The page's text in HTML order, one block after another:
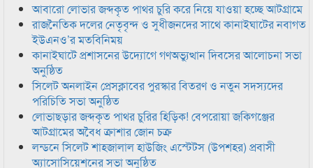
আবারো লোভার জব্দকৃত পাথর চুরি করে নিয়ে যাওয়া হচ্ছে আটগ্রামে
রাজনৈতিক দলের নেতৃবৃন্দ ও সুধীজনদের সাথে কানাইঘাটের নবাগত
ইউএনও’র মতবিনিময়
কানাইঘাটে প্রশাসনের উদ্যোগে গণঅভ্যুত্থান দিবসের আলোচনা সভা
অনুষ্ঠিত
সিলেট অনলাইন প্রেসক্লাবের পুরস্কার বিতরণ ও নতুন সদস্যদের
পরিচিতি সভা অনুষ্ঠিত
লোভাছড়ার জব্দকৃত পাথর চুরির হিড়িক! বেপরোয়া জকিগঞ্জের
আটগ্রামের অবৈধ ক্রাশার জোন চক্র
লন্ডনে সিলেট শাহজালাল হাউজিং এস্টেটস (উপশহর) প্রবাসী
অ্যাসোসিয়েশনের সভা অনুষ্ঠিত